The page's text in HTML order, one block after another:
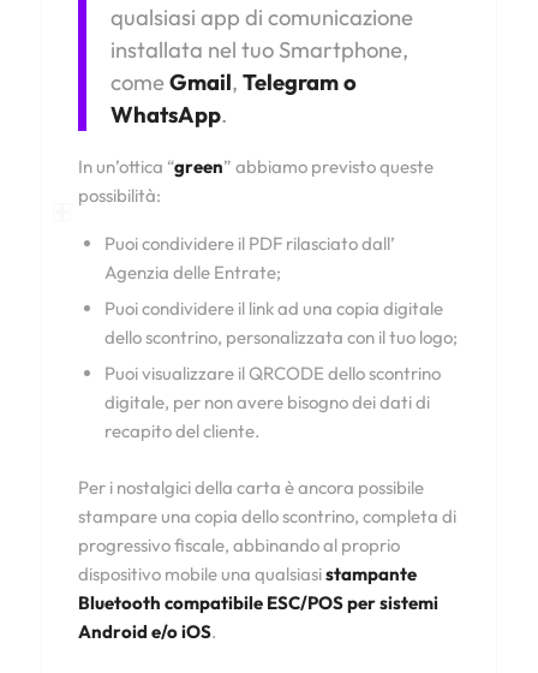
qualsiasi app di comunicazione
installata nel tuo Smartphone,
comeGmail, Telegram o
WhatsApp.
In un’ottica “green” abbiamo previsto queste
possibilità:
Puoi condividere il PDF rilasciato dall’
Agenzia delle Entrate;
Puoi condividere il link ad una copia digitale
dello scontrino, personalizzata con il tuo logo;
Puoi visualizzare il QRCODE dello scontrino
digitale, per non avere bisogno dei dati di
recapito del cliente.
Per i nostalgici della carta è ancora possibile
stampare una copia dello scontrino, completa di
progressivo fiscale, abbinando al proprio
dispositivo mobile una qualsiasistampante
Bluetooth compatibile ESC/POS per sistemi
Android e/o iOS.